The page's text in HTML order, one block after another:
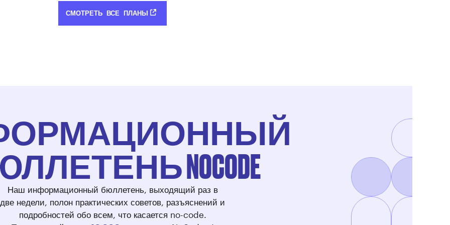
СМОТРЕТЬ ВСЕ ПЛАНЫ
NOCODE
Наш информационный бюллетень, выходящий раз в
две недели, полон практических советов, разъяснений и
подробностей обо всем, что касается no-code.